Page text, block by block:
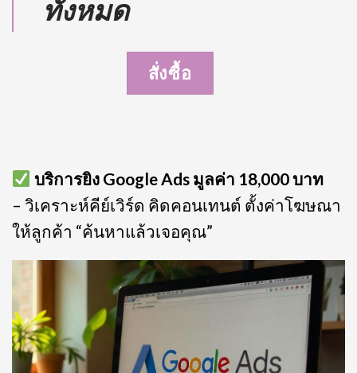
ทั้งหมด
สั่งซื้อ
บริการยิง Google Ads มูลค่า 18,000 บาท
– วิเคราะห์คีย์เวิร์ด คิดคอนเทนต์ ตั้งค่าโฆษณา
ให้ลูกค้า “ค้นหาแล้วเจอคุณ”